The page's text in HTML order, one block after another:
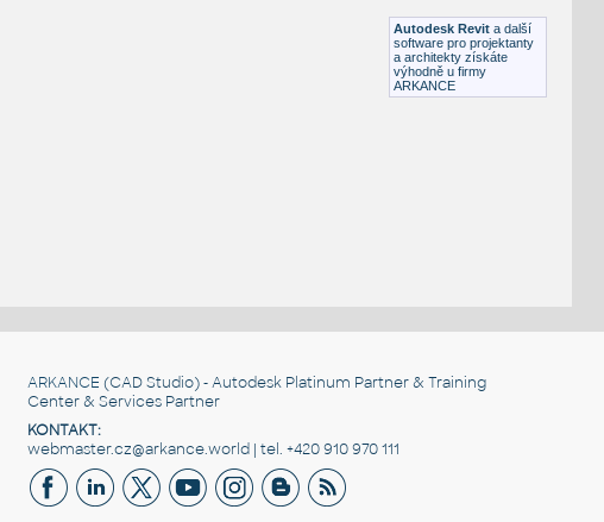
Postavy, lidé
Autodesk Revit a další
software pro projektanty
a architekty získáte
výhodně u firmy
ARKANCE
ARKANCE (CAD Studio) - Autodesk Platinum Partner & Training
Center & Services Partner
KONTAKT:
webmaster.cz@arkance.world | tel. +420 910 970 111